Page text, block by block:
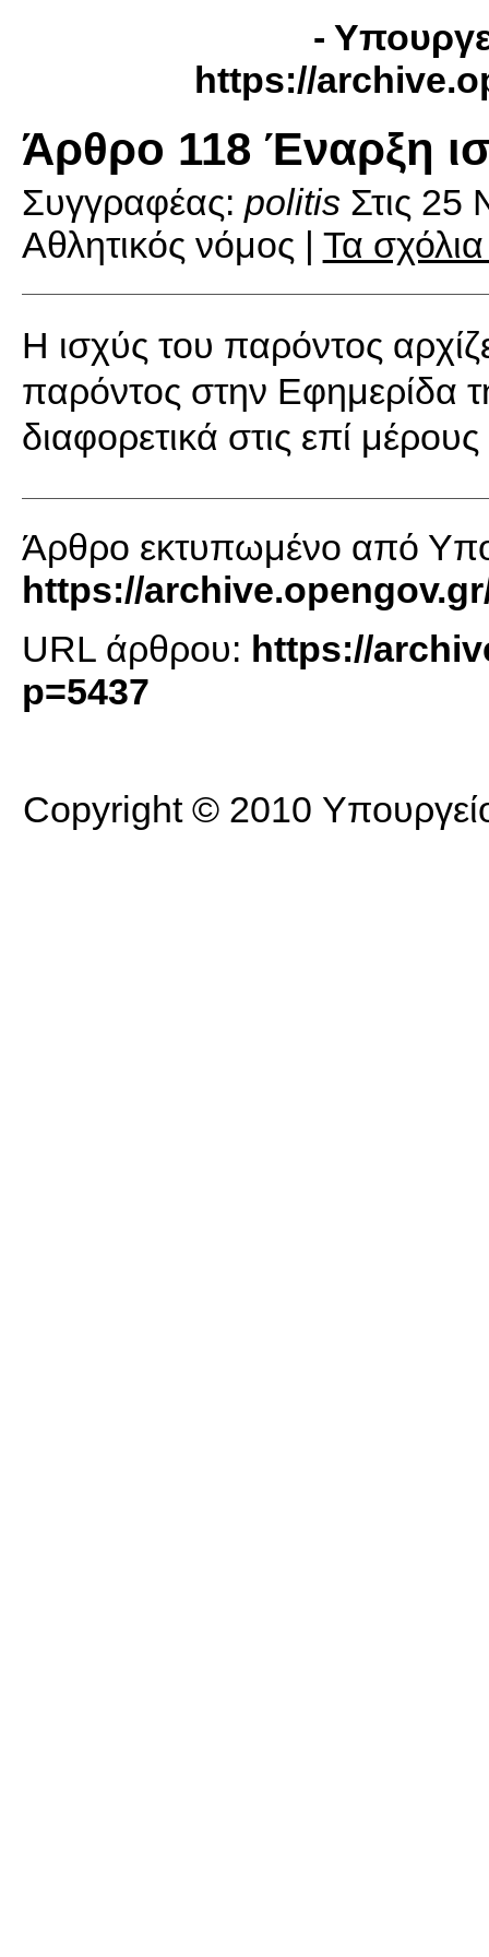
-
https://
Άρθρο 118 Έναρξη
Συγγραφέας: politisΣτις 25
Αθλητικός νόμος | Τα
Η ισχύς του παρόντος
παρόντος στην Εφημερίδα
διαφορετικά στις επί μέρους
Άρθρο εκτυπωμένο από
https://
URL άρθρου: https://
p=5437
Copyright © 2010